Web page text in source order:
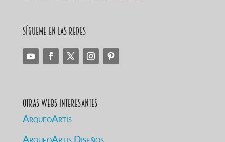
Sígueme en las redes
Otras Webs Interesantes
ArqueoArtis
ArqueoArtis Diseños